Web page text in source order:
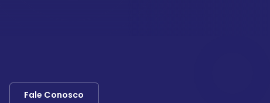
Fale Conosco